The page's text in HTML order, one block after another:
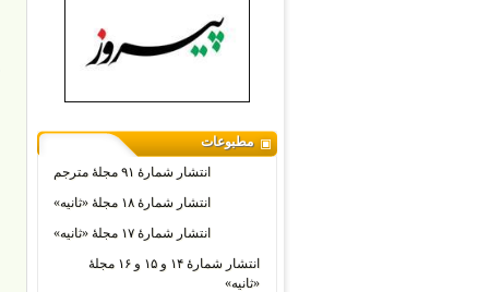
مطبوعات
انتشار شمارۀ ۹۱ مجلۀ مترجم
انتشار شمارۀ ۱۸ مجلۀ «ثانیه»
انتشار شمارۀ ۱۷ مجلۀ «ثانیه»
انتشار شمارۀ ۱۴ و ۱۵ و ۱۶ مجلۀ
«ثانیه»